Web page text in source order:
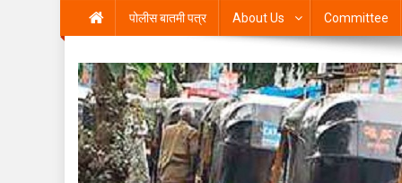
पोलीस बातमी पत्र About Us Committee